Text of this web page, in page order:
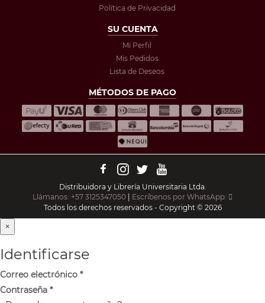
Política de Privacidad
SU CUENTA
Mi Perfil
Mis Pedidos
Lista de Deseos
MÉTODOS DE PAGO
Distribuidora y Librería Universitaria Ltda.
Llámanos: +57 3125347050
Escríbenos por WhatsApp:
Todos los derechos reservados - Copyright © 2026
×
Identificarse
Correo electrónico *
Contraseña *